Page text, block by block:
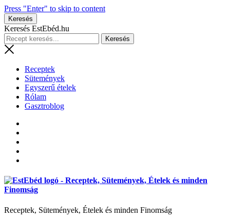
Press "Enter" to skip to content
Keresés
Keresés EstEbéd.hu
Receptek
Sütemények
Egyszerű ételek
Rólam
Gasztroblog
Receptek, Sütemények, Ételek és minden Finomság